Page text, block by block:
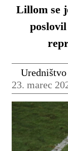
Lillom se
Uredništvo
23. marec